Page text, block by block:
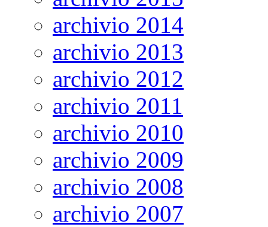
archivio 2014
archivio 2013
archivio 2012
archivio 2011
archivio 2010
archivio 2009
archivio 2008
archivio 2007